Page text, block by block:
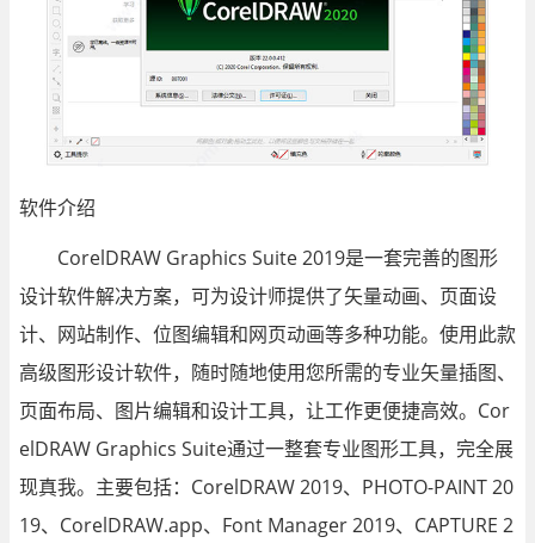
软件介绍
CorelDRAW Graphics Suite 2019是一套完善的图形
设计软件解决方案，可为设计师提供了矢量动画、页面设
计、网站制作、位图编辑和网页动画等多种功能。使用此款
高级图形设计软件，随时随地使用您所需的专业矢量插图、
页面布局、图片编辑和设计工具，让工作更便捷高效。Cor
elDRAW Graphics Suite通过一整套专业图形工具，完全展
现真我。主要包括：CorelDRAW 2019、PHOTO-PAINT 20
19、CorelDRAW.app、Font Manager 2019、CAPTURE 2